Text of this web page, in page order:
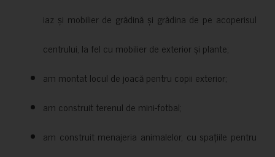
iaz și mobilier de grădină și grădina de pe acoperisul
centrului, la fel cu mobilier de exterior și plante;
am montat locul de joacă pentru copii exterior;
am construit terenul de mini-fotbal;
am construit menajeria animalelor, cu spațiile pentru